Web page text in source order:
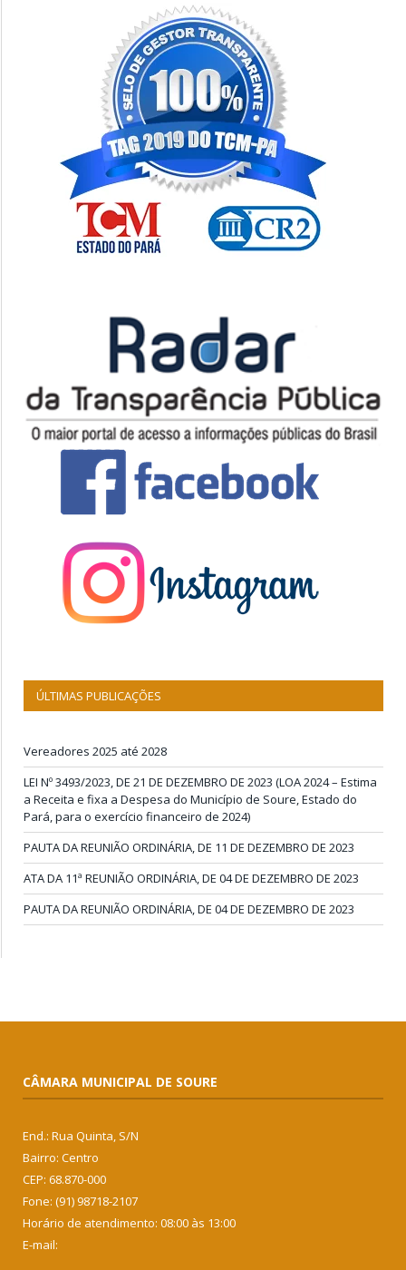
ÚLTIMAS PUBLICAÇÕES
Vereadores 2025 até 2028
LEI Nº 3493/2023, DE 21 DE DEZEMBRO DE 2023 (LOA 2024 – Estima
a Receita e fixa a Despesa do Município de Soure, Estado do
Pará, para o exercício financeiro de 2024)
PAUTA DA REUNIÃO ORDINÁRIA, DE 11 DE DEZEMBRO DE 2023
ATA DA 11ª REUNIÃO ORDINÁRIA, DE 04 DE DEZEMBRO DE 2023
PAUTA DA REUNIÃO ORDINÁRIA, DE 04 DE DEZEMBRO DE 2023
CÂMARA MUNICIPAL DE SOURE
End.: Rua Quinta, S/N
Bairro: Centro
CEP: 68.870-000
Fone: (91) 98718-2107
Horário de atendimento: 08:00 às 13:00
E-mail: